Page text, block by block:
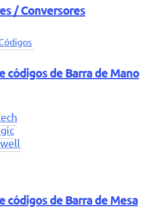
/ Conversores
códigos de Barra de Mano
códigos de Barra de Mesa